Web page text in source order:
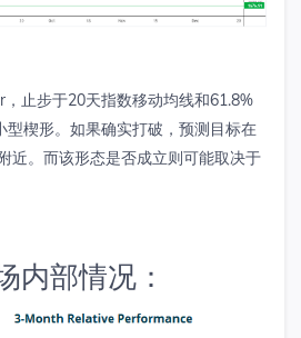
，止步于20天指数移动均线和61.8%
型楔形。如果确实打破，预测目标在
近。而该形态是否成立则可能取决于
内部情况：